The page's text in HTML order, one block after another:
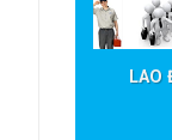
LAO